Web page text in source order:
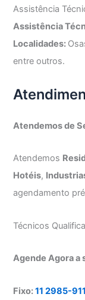
Assistência
Assistência
Localidades:
entre outros.
Atendemos de
Atendemos
Hotéis,
agendamento
Técnicos
Agende Agora a
Fixo:11 2985-